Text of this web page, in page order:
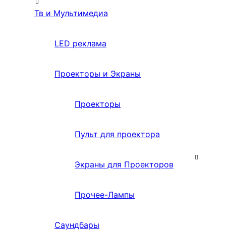
Тв и Мультимедиа
LED реклама
Проекторы и Экраны
Проекторы
Пульт для проектора
Экраны для Проекторов
Прочее-Лампы
Саундбары